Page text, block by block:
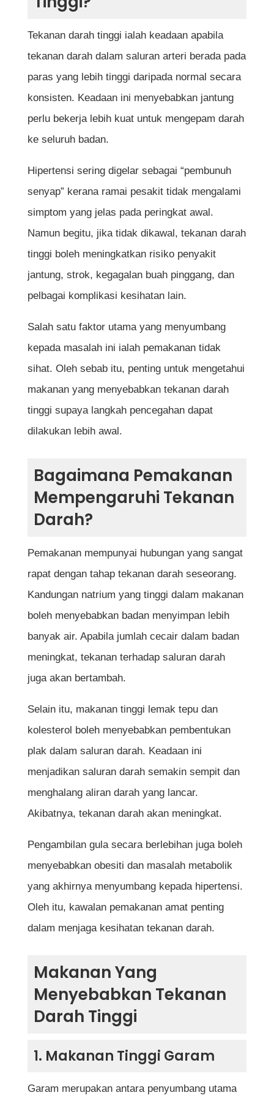
8. Makanan Ringan Berperisa
9. Mee Segera
10. Makanan Manis dan Pencuci Mulut
Tanda-Tanda Tekanan Darah Tinggi
7 Cara Mengurangkan Risiko Tekanan
Darah Tinggi
1. Kurangkan Pengambilan Garam
3. Elakkan Makanan Diproses
4. Minum Air Secukupnya
5. Kekalkan Berat Badan Sihat
6. Bersenam Secara Konsisten
7. Berhenti Merokok
Kepentingan Membaca Label Nutrisi
tekanan darah tinggi paling utama?
Adakah makanan pedas menyebabkan
tekanan darah tinggi?
Bolehkah tekanan darah tinggi berlaku
pada orang muda?
Adakah minuman manis boleh
meningkatkan tekanan darah?
Berapa banyak garam yang selamat
diambil setiap hari?
Apakah simptom tekanan darah tinggi?
berbahaya untuk tekanan darah?
Bagaimana cara menurunkan tekanan
darah melalui pemakanan?
Adakah kopi menyebabkan tekanan
darah tinggi?
Adakah tekanan darah tinggi boleh
sembuh?
Rujukan
Tekanan darah tinggi ialah keadaan apabila
tekanan darah dalam saluran arteri berada pada
paras yang lebih tinggi daripada normal secara
konsisten. Keadaan ini menyebabkan jantung
perlu bekerja lebih kuat untuk mengepam darah
ke seluruh badan.
Hipertensi sering digelar sebagai “pembunuh
senyap” kerana ramai pesakit tidak mengalami
simptom yang jelas pada peringkat awal.
Namun begitu, jika tidak dikawal, tekanan darah
tinggi boleh meningkatkan risiko penyakit
jantung, strok, kegagalan buah pinggang, dan
pelbagai komplikasi kesihatan lain.
Salah satu faktor utama yang menyumbang
kepada masalah ini ialah pemakanan tidak
sihat. Oleh sebab itu, penting untuk mengetahui
makanan yang menyebabkan tekanan darah
tinggi supaya langkah pencegahan dapat
dilakukan lebih awal.
Bagaimana Pemakanan
Mempengaruhi Tekanan
Darah?
Pemakanan mempunyai hubungan yang sangat
rapat dengan tahap tekanan darah seseorang.
Kandungan natrium yang tinggi dalam makanan
boleh menyebabkan badan menyimpan lebih
banyak air. Apabila jumlah cecair dalam badan
meningkat, tekanan terhadap saluran darah
juga akan bertambah.
Selain itu, makanan tinggi lemak tepu dan
kolesterol boleh menyebabkan pembentukan
plak dalam saluran darah. Keadaan ini
menjadikan saluran darah semakin sempit dan
menghalang aliran darah yang lancar.
Akibatnya, tekanan darah akan meningkat.
Pengambilan gula secara berlebihan juga boleh
menyebabkan obesiti dan masalah metabolik
yang akhirnya menyumbang kepada hipertensi.
Oleh itu, kawalan pemakanan amat penting
dalam menjaga kesihatan tekanan darah.
Makanan Yang
Menyebabkan Tekanan
Darah Tinggi
1. Makanan Tinggi Garam
Garam merupakan antara penyumbang utama